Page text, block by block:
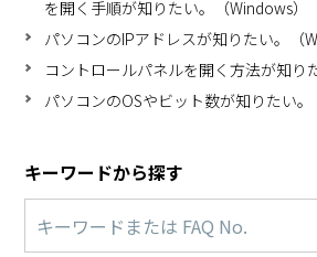
を開く手順が知りたい。（Windows）
パソコンのIPアドレスが知りたい。（
コントロールパネルを開く方法が知り
パソコンのOSやビット数が知りたい。
キーワードから探す